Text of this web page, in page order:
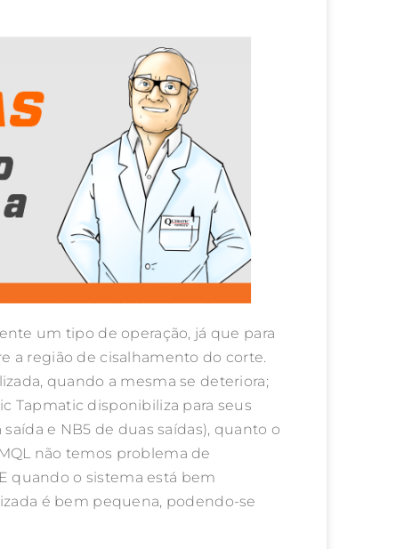
um tipo de operação, já que para
a região de cisalhamento do corte.
quando a mesma se deteriora;
Tapmatic disponibiliza para seus
e NB5 de duas saídas), quanto o
não temos problema de
quando o sistema está bem
é bem pequena, podendo-se